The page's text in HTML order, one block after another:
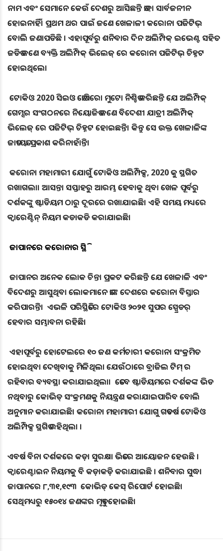
ନାମ ଏବଂ ସେମାନେ କେଉଁ ଦେଶରୁ ଆସିଛନ୍ତି ତାହା ସାର୍ବଜନୀନ
ହୋଇନାହିଁ। ପ୍ରଥମ ଥର ପାଇଁ ଜଣେ ଖେଳାଳୀ କରୋନା ପଜିଟିଭ୍
ବୋଲି ଜଣାପଡିଛି । ଏହାପୂର୍ବରୁ ଶନିବାର ଦିନ ଅଲିମ୍ପିକ୍ ଇଭେଣ୍ଟ ସହିତ
ଜଡିତ ଜଣେ ବ୍ୟକ୍ତି ଅଲିମ୍ପିକ୍ ଭିଲେଜ୍ ରେ କରୋନା ପଜିଟିଭ୍ ଚିହ୍ନଟ
ହୋଇଥିଲେ।
ଟୋକିଓ 2020 ସିଇଓ ତୋଷିରୋ ମୁଟୋ ନିଶ୍ଚିତ କରିଛନ୍ତି ଯେ ଅଲିମ୍ପିକ୍
ଗେମ୍ସର ସଂଗଠନରେ ନିୟୋଜିତ ଜଣେ ବିଦେଶୀ ଯାତ୍ରୀ ଅଲିମ୍ପିକ୍
ଭିଲେଜ୍ ରେ ପଜିଟିଭ୍ ଚିହ୍ନଟ ହୋଇଛନ୍ତି। କିନ୍ତୁ ସେ ଉକ୍ତ ଖେଳାଳିଙ୍କ
ଜାତୀୟତା ପ୍ରକାଶ କରିନାହାଁନ୍ତି।
କରୋନା ମହାମାରୀ ଯୋଗୁଁ ଟୋକିଓ ଅଲିମ୍ପିକ୍ସ, 2020 କୁ ସ୍ଥଗିତ
ରଖାଗଲା। ଆସନ୍ତା ସପ୍ତାହରୁ ଆରମ୍ଭ ହେବାକୁ ଥିବା ଖେଳ ପୂର୍ବରୁ
ଦର୍ଶକଙ୍କୁ ଷ୍ଟାଡିୟମ ଠାରୁ ଦୂରରେ ରଖାଯାଇଛି। ଏହି ସମୟ ମଧ୍ୟରେ
କ୍ବାରେଣ୍ଟିନ୍ ନିୟମ କଡାକଡି କରାଯାଇଛି।
ଜାପାନରେ କରୋନାର ସ୍ଥିତି
ଜାପାନର ଅନେକ ଲୋକ ଚିନ୍ତା ପ୍ରକଟ କରିଛନ୍ତି ଯେ ଖେଳାଳି ଏବଂ
ବିଦେଶରୁ ଆସୁଥିବା ଲୋକମାନେ ତାଙ୍କ ଦେଶରେ କରୋନା ବିସ୍ତାର
କରିପାରନ୍ତି। ଏଭଳି ପରିସ୍ଥିତିରେ ଟୋକିଓ ୨୦୨୧ ସୁପର ସ୍ପ୍ରେଡର୍
ହେବାର ସମ୍ଭାବନା ରହିଛି।
ଏହାପୂର୍ବରୁ ହୋଟେଲରେ ୧୦ ଜଣ କର୍ମଚାରୀ କରୋନା ସଂକ୍ରମିତ
ହୋଇଥିବା ଦେଖିବାକୁ ମିଳିଥିଲା ଯେଉଁଠାରେ ବ୍ରାଜିଲ ଟିମ୍ ର
ରହିବାର ବ୍ୟବସ୍ଥା କରାଯାଇଥିଲା। ତେବେ ଷ୍ଟାଡିୟମରେ ଦର୍ଶକଙ୍କ ଭିଡ
ନଥିବାରୁ କୋଭିଡ୍ ସଂକ୍ରମଣକୁ ନିୟନ୍ତ୍ରଣ କରାଯାଇପାରିବ ବୋଲି
ଅନୁମାନ କରାଯାଇଛି। କରୋନା ମହାମାରୀ ଯୋଗୁ ଗତବର୍ଷ ଟୋକିଓ
ଅଲିମ୍ପିକ୍ସ ସ୍ଥଗିତ ରହିଥିଲା ।
ଏବର୍ଷ ବିନା ଦର୍ଶକରେ କଡ଼ା ସୁରକ୍ଷା ଭିତରେ ଆୟୋଜନ ହେଉଛି ।
କ୍ୱାରେଣ୍ଟାଇନ ନିୟମକୁ ବି କଡ଼ାକଡ଼ି କରାଯାଇଛି । ଶନିବାର ସୁଦ୍ଧା
ଜାପାନରେ ୮,୩୧,୧୯୩ କୋଭିଡ୍ କେସ୍ ରିପୋର୍ଟ ହୋଇଛି।
ସେଥିମଧ୍ୟରୁ ୧୫୦୧୪ ଜଣଙ୍କର ମୃତ୍ୟୁ ହୋଇଛି।